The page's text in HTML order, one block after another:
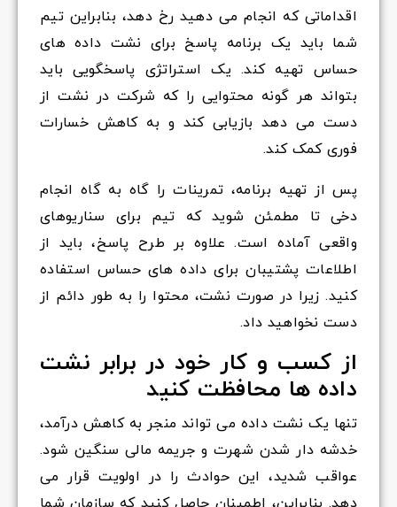
اقداماتی که انجام می دهید رخ دهد، بنابراین تیم
شما باید یک برنامه پاسخ برای نشت داده های
حساس تهیه کند. یک استراتژی پاسخگویی باید
بتواند هر گونه محتوایی را که شرکت در نشت از
دست می دهد بازیابی کند و به کاهش خسارات
فوری کمک کند.
پس از تهیه برنامه، تمرینات را گاه به گاه انجام
دخی تا مطمئن شوید که تیم برای سناریوهای
واقعی آماده است. علاوه بر طرح پاسخ، باید از
اطلاعات پشتیبان برای داده های حساس استفاده
کنید. زیرا در صورت نشت، محتوا را به طور دائم از
دست نخواهید داد.
از کسب و کار خود در برابر نشت
داده ها محافظت کنید
تنها یک نشت داده می تواند منجر به کاهش درآمد،
خدشه دار شدن شهرت و جریمه مالی سنگین شود.
عواقب شدید، این حوادث را در اولویت قرار می